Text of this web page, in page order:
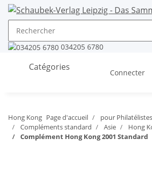
034205 6780
Catégories
Connecter
Hong Kong Page d'accueil
pour Philatélistes
Compléments standard
Asie
Hong
Complément Hong Kong 2001 Standard